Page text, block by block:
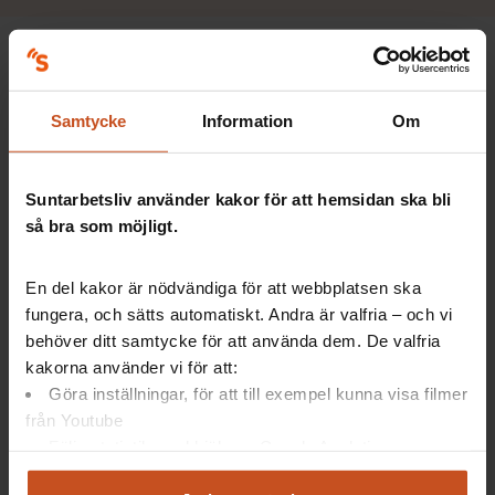
Samtycke Information Om
Suntarbetsliv använder kakor för att hemsidan ska bli
så bra som möjligt.
En del kakor är nödvändiga för att webbplatsen ska
fungera, och sätts automatiskt. Andra är valfria – och vi
behöver ditt samtycke för att använda dem. De valfria
kakorna använder vi för att:
Göra inställningar, för att till exempel kunna visa filmer
från Youtube
Analysera trafik för att kunna visa riktad information
Det är viktigt att den här kunskapen görs lätt tillgänglig,
tycker Lars Lööw.
– Det handlar om att demokratisera kunskapen. Ingen ska
Kollektivavtalsliknande villkor för alla assistenter
Höjd schablonersättning
Assistansbolagen får betala sjuklön för sina anställda